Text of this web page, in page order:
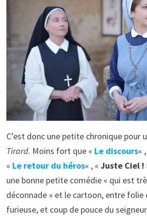
C’est donc une petite chronique pour
Tirard. Moins fort que « Le discours«
« Le retour du héros« , « Juste Ciel !
une bonne petite comédie « qui est
déconnade » et le cartoon, entre folie
furieuse, et coup de pouce du